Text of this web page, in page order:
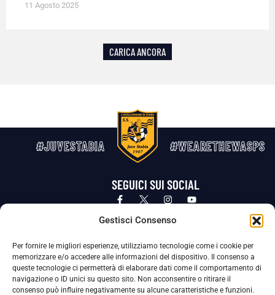
Gestisci Consenso
Per fornire le migliori esperienze, utilizziamo tecnologie come i cookie per
memorizzare e/o accedere alle informazioni del dispositivo. Il consenso a
queste tecnologie ci permetterà di elaborare dati come il comportamento di
navigazione o ID unici su questo sito. Non acconsentire o ritirare il
consenso può influire negativamente su alcune caratteristiche e funzioni.
11 Agosto 2025
CARICA ANCORA
#JUVESTABIA #WEARETHEWASPS
SEGUICI SUI SOCIAL
Privacy Policy Cookie Policy
La Società ha nominato il Responsabile della Protezione dei Dati Personali (DPO), figura specializzata che vigila sulle modalità
adottate dalla nostra Società per tutelare i Suoi dati personali.
Per contattare il DPO può scrivere a